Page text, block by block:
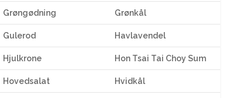
Grøngødning Grønkål
Gulerod Havlavendel
Hjulkrone Hon Tsai Tai Choy Sum
Hovedsalat Hvidkål